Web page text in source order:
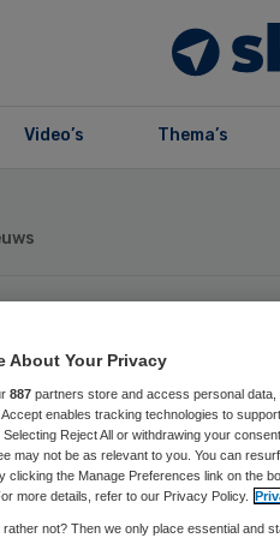
Video’s Thema’s
om
About Your Privacy
887 partners store and access personal data,
Accept enables tracking technologies to
Selecting Reject All or withdrawing your
may not be as relevant to you. You can
clicking the Manage Preferences link on the
more details, refer to our Privacy Policy.
rather not? Then we only place essential and